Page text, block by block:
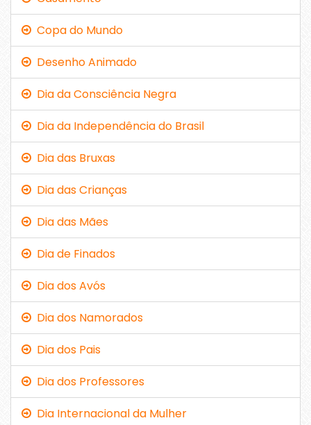
Copa do Mundo
Desenho Animado
Dia da Consciência Negra
Dia da Independência do Brasil
Dia das Bruxas
Dia das Crianças
Dia das Mães
Dia de Finados
Dia dos Avós
Dia dos Namorados
Dia dos Pais
Dia dos Professores
Dia Internacional da Mulher